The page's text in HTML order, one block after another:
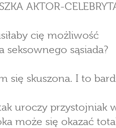
AKTOR-
cię możliwość
seksownego sąsiada?
się skuszona. I to
uroczy przystojniak
może się okazać